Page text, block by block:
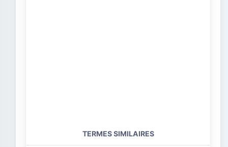
TERMES SIMILAIRES